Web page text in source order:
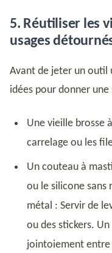
5. Réutiliser les
usages
Avant de jeter un outil
idées pour donner
Une vieille brosse
carrelage ou les
Un couteau à
ou le silicone sans
métal : Servir de
ou des stickers.
jointoiement entre